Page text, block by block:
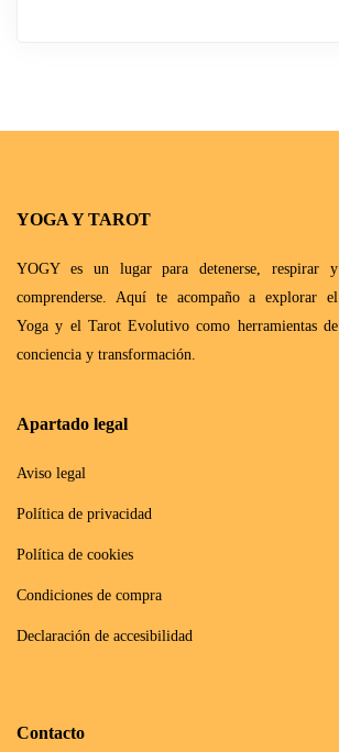
YOGA Y TAROT
YOGY es un lugar para detenerse, respirar y
comprenderse. Aquí te acompaño a explorar el
Yoga y el Tarot Evolutivo como herramientas de
conciencia y transformación.
Apartado legal
Aviso legal
Política de privacidad
Política de cookies
Condiciones de compra
Declaración de accesibilidad
Contacto